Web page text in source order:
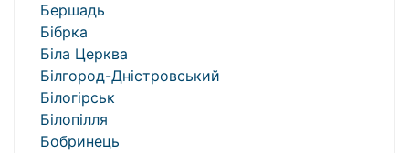
Бершадь
Бібрка
Біла Церква
Білгород-Дністровський
Білогірськ
Білопілля
Бобринець